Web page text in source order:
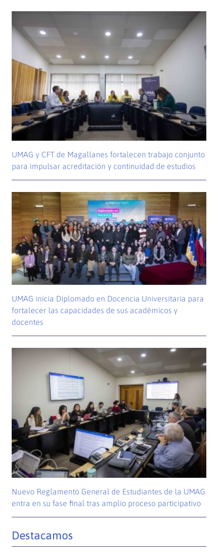
UMAG y CFT de Magallanes fortalecen trabajo conjunto
para impulsar acreditación y continuidad de estudios
UMAG inicia Diplomado en Docencia Universitaria para
fortalecer las capacidades de sus académicos y
docentes
Nuevo Reglamento General de Estudiantes de la UMAG
entra en su fase final tras amplio proceso participativo
Destacamos